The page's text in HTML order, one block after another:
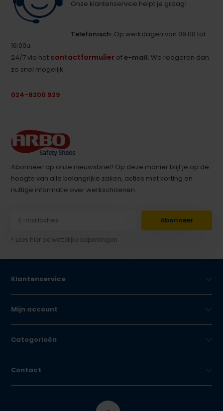
Onze klantenservice helpt je graag!
Telefonisch: Op werkdagen van 09:00 tot
16:00u.
24/7 via het contactformulier ofe-mail. We reageren dan
zo snel mogelijk.
024-8200 929
Abonneer op onze nieuwsbrief! Op deze manier blijf je op de
hoogte van alle belangrijke zaken, acties met korting en
nuttige informatie over werkschoenen.
Abonneer
* Lees hier de wettelijke beperkingen
Klantenservice
Mijn account
Categorieën
Contact